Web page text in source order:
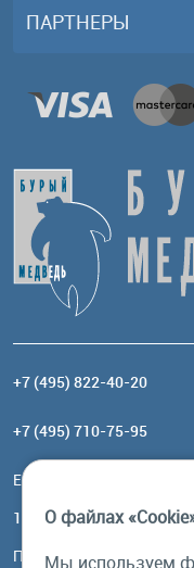
ПАРТНЕРЫ
+7 (495) 822-40-20
+7 (495) 710-75-95
Email:
117485, Москва, ул.
Посмотреть на карте
О файлах
Мы используем